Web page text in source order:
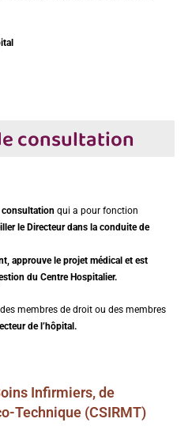
consultation
consultation qui a pour fonction
le Directeur dans la conduite de
approuve le projet médical et est
du Centre Hospitalier.
membres de droit ou des membres
de l’hôpital.
Infirmiers, de
Technique (CSIRMT)